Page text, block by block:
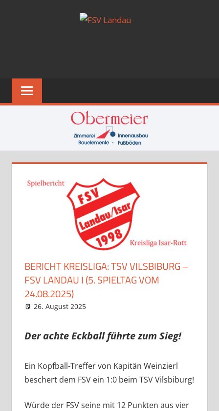
BERICHT KREISLIGA: TSV VILSBIBURG –
FSV LANDAU I (5. SPIELTAG VOM
24.08.2025)
26. August 2025
Der achte Eckball führte zum Sieg!
Ein Kopfball-Treffer von Kapitän Weinzierl
beschert dem FSV ein 1:0 beim TSV Vilsbiburg!
Würde der FSV seine mit 12 Punkten aus vier